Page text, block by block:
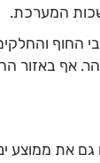
אף באזור
גם את ממוצע